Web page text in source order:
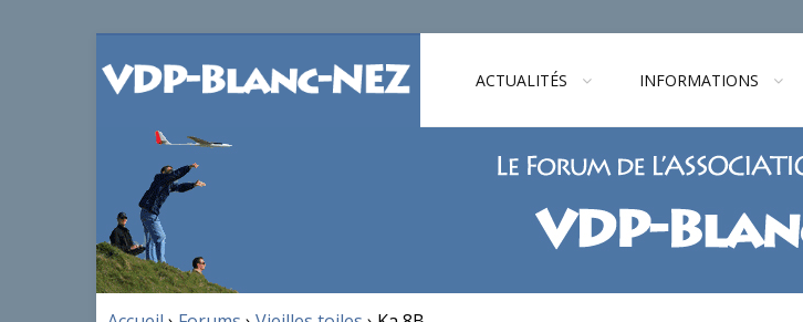
ACTUALITÉS INFORMATIONS